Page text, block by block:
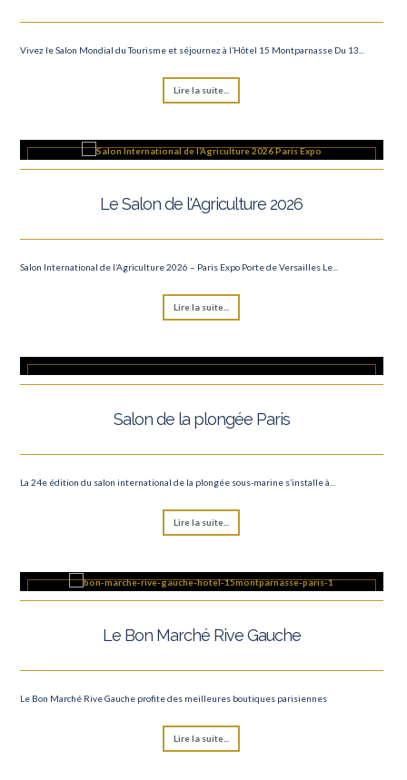
Vivez le Salon Mondial du Tourisme et séjournez à l’Hôtel 15 Montparnasse Du 13...
Lire la suite...
Le Salon de l'Agriculture 2026
Salon International de l’Agriculture 2026 – Paris Expo Porte de Versailles Le...
Lire la suite...
Salon de la plongée Paris
La 24e édition du salon international de la plongée sous-marine s’installe à...
Lire la suite...
Le Bon Marché Rive Gauche
Le Bon Marché Rive Gauche profite des meilleures boutiques parisiennes
Lire la suite...